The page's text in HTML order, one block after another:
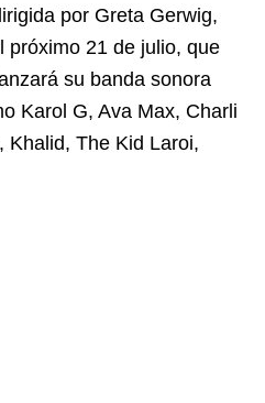
por Greta Gerwig,
próximo 21 de julio, que
su banda sonora
Karol G, Ava Max, Charli
Khalid, The Kid Laroi,